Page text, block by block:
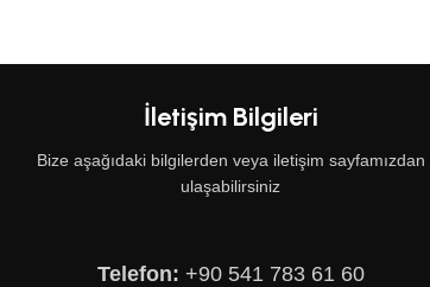
İletişim Bilgileri
Bize aşağıdaki bilgilerden veya iletişim sayfamızdan
ulaşabilirsiniz
Telefon: +90 541 783 61 60